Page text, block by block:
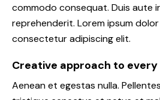
commodo consequat. Duis aute
reprehenderit. Lorem ipsum
consectetur adipiscing elit.
Creative approach to
Aenean et egestas nulla.